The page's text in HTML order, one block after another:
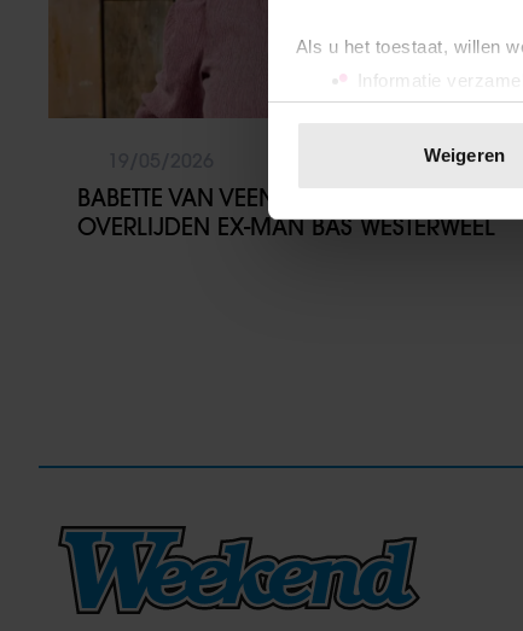
Als u het toestaat, willen
Informatie
Uw apparaat
toestemming op elk
We gebruiken cookies om
Weigeren
BABETTE VAN VEEN REAGEERT OP
OVERLIJDEN EX-MAN BAS WESTERWEEL